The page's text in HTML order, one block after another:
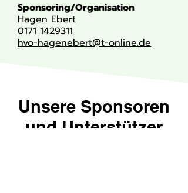
Sponsoring/Organisation
Hagen Ebert
0171 1429311
hvo-hagenebert@t-online.de
Unsere Sponsoren
und Unterstützer